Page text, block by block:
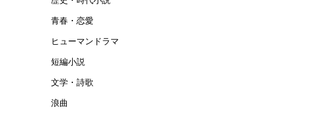
青春・恋愛
ヒューマンドラマ
短編小説
文学・詩歌
浪曲